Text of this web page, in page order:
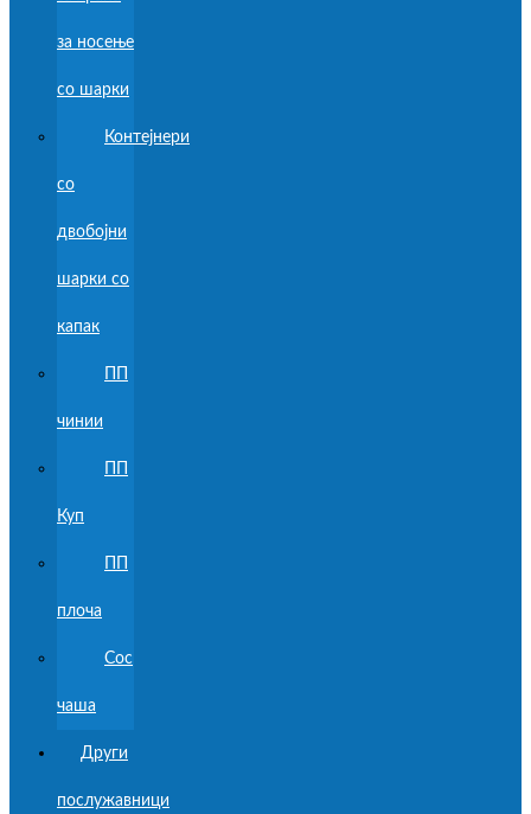
за носење
со шарки
Контејнери
со
двобојни
шарки со
капак
чинии
Куп
плоча
Сос
чаша
Други
послужавници